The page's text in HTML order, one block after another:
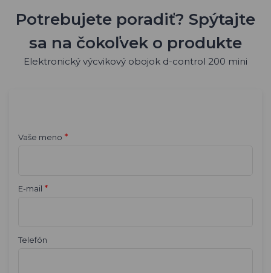
Potrebujete poradiť? Spýtajte
sa na čokoľvek o produkte
Elektronický výcvikový obojok d-control 200 mini
Vaše meno *
E-mail *
Telefón